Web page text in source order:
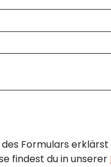
Formulars
findest du in unserer